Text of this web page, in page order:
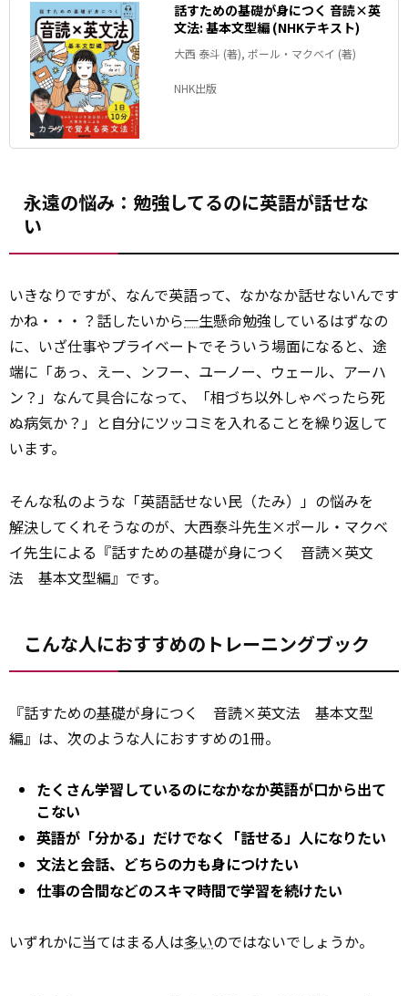
話すための基礎が身につく 音読×英
文法: 基本文型編 (NHKテキスト)
大西 泰斗 (著), ポール・マクベイ (著)
NHK出版
永遠の悩み：勉強してるのに英語が話せな
い
いきなりですが、なんで英語って、なかなか話せないんです
かね・・・？話したいから一生懸命勉強しているはずなの
に、いざ仕事やプライベートでそういう場面になると、途
端に「あっ、えー、ンフー、ユーノー、ウェール、アーハ
ン？」なんて具合になって、「相づち以外しゃべったら死
ぬ病気か？」と自分にツッコミを入れることを繰り返して
います。
そんな私のような「英語話せない民（たみ）」の悩みを
解決してくれそうなのが、大西泰斗先生×ポール・マクベ
イ先生による『話すための基礎が身につく 音読×英文
法 基本文型編』です。
こんな人におすすめのトレーニングブック
『話すための基礎が身につく 音読×英文法 基本文型
編』は、次のような人におすすめの1冊。
たくさん学習しているのになかなか英語が口から出て
こない
英語が「分かる」だけでなく「話せる」人になりたい
文法と会話、どちらの力も身につけたい
仕事の合間などのスキマ時間で学習を続けたい
いずれかに当てはまる人は多いのではないでしょうか。